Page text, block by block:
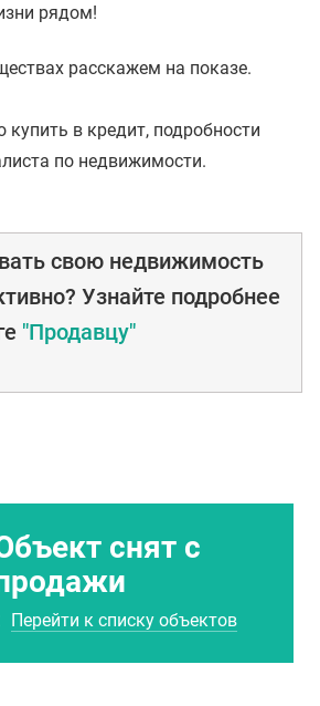
рядом!
расскажем на показе.
в кредит, подробности
по недвижимости.
свою недвижимость
Узнайте подробнее
"Продавцу"
снят с
Перейти к списку объектов